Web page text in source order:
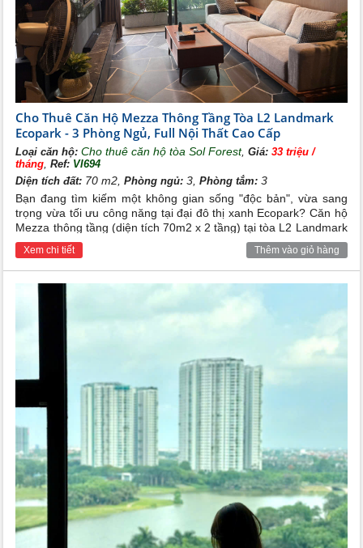
Cho Thuê Căn Hộ Mezza Thông Tầng Tòa L2 Landmark
Ecopark - 3 Phòng Ngủ, Full Nội Thất Cao Cấp
Loại căn hộ: Cho thuê căn hộ tòa Sol Forest,Giá:33 triệu /
tháng ,Ref: VI694
Diện tích đất: 70 m2,Phòng ngủ: 3,Phòng tắm: 3
Bạn đang tìm kiếm một không gian sống "độc bản", vừa sang
trọng vừa tối ưu công năng tại đại đô thị xanh Ecopark? Căn hộ
Mezza thông tầng (diện tích 70m2 x 2 tầng) tại tòa L2 Landmark
Ecopark chính là "siêu phẩm" dành riêng cho bạn. Với thiết kế
thông tầng độc đáo, căn hộ sở hữu 3 phòng ngủ riêng biệt cùng
hệ thống full nội thất cao cấp, mang đến trải nghiệm sống chuẩn
resort 5 sao ngay giữa lòng thành phố xanh.
Xem chi tiết Thêm vào giỏ hàng